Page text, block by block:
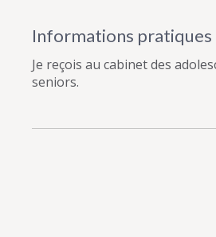
Informations pratiques
Je reçois au cabinet des
seniors.